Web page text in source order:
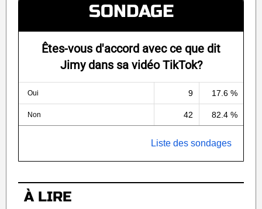
SONDAGE
Êtes-vous d'accord avec ce que dit
Jimy dans sa vidéo TikTok?
Oui 9 17.6 %
Non 42 82.4 %
Liste des sondages
À LIRE